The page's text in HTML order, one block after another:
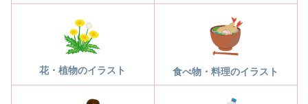
花・植物のイラスト 食べ物・料理のイラスト